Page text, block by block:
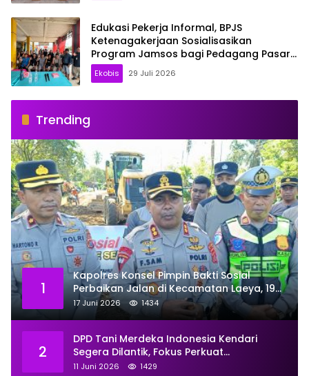
Edukasi Pekerja Informal, BPJS
Ketenagakerjaan Sosialisasikan
Program Jamsos bagi Pedagang Pasar
Baruga Kendari
Ekobis 29 Juli 2026
Trending
1
Kapolres Konsel Pimpin Bakti Sosial
Perbaikan Jalan di Kecamatan Laeya, 19
Titik Rusak Siap Ditambal
17 Juni 2026 1434
2
DPD Tani Merdeka Indonesia Kendari
Segera Dilantik, Fokus Perkuat
Pemberdayaan
11 Juni 2026 1429